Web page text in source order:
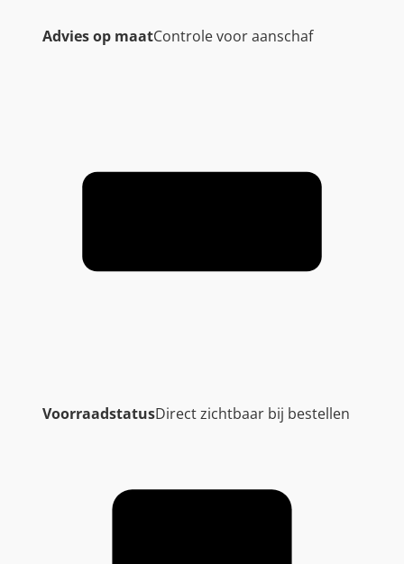
Advies op maatControle voor aanschaf
VoorraadstatusDirect zichtbaar bij bestellen